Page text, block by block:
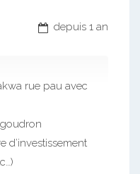
depuis 1 an
rue pau avec
d’investissement